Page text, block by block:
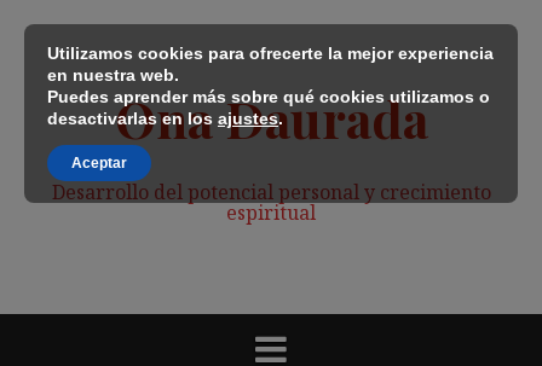
contenido
Ona Daurada
Desarrollo del potencial personal y crecimiento
espiritual
Utilizamos cookies para ofrecerte la mejor experiencia
en nuestra web.
Puedes aprender más sobre qué cookies utilizamos o
desactivarlas en los ajustes.
Aceptar